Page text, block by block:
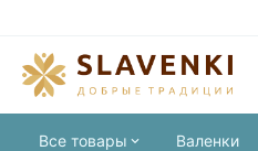
Все товары Валенки